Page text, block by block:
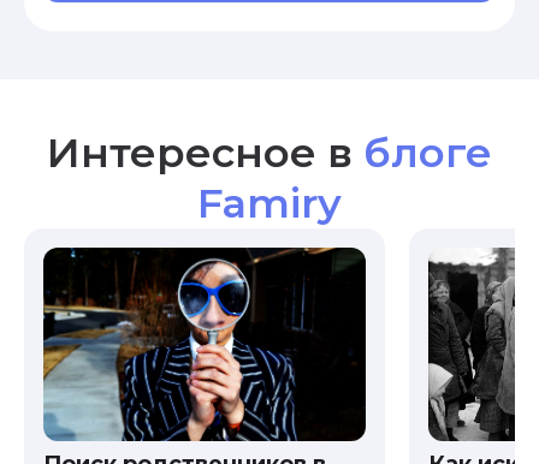
Интересное в блоге
Famiry